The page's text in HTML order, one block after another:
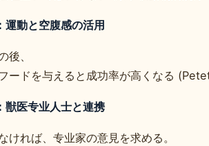
運動と空腹感の活用
後、
ードを与えると成功率が高くなる
獣医专业人士と連携
ければ、专业家の意見を求める。